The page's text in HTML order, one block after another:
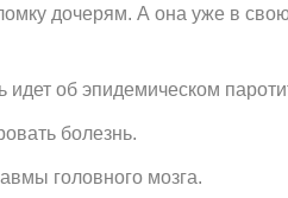
дочерям. А она уже в
об эпидемическом
болезнь.
головного мозга.